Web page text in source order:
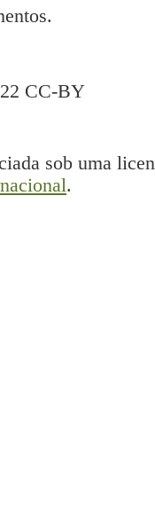
CC-BY
sob uma
.